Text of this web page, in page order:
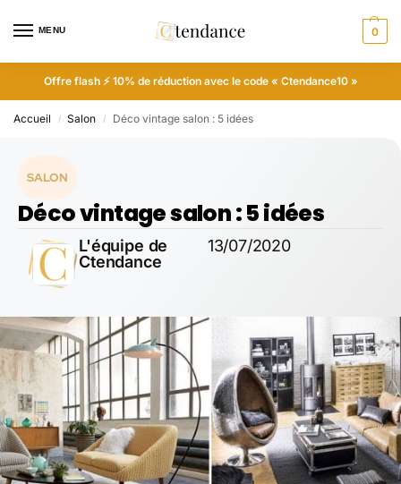
MENU 0
Offre flash ⚡ 10% de réduction avec le code « Ctendance10 »
Accueil / Salon / Déco vintage salon : 5 idées
SALON
Déco vintage salon : 5 idées
L'équipe de
Ctendance
13/07/2020